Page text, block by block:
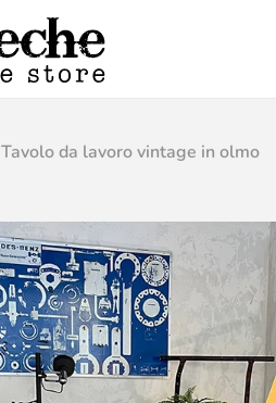
Tavolo da lavoro vintage in olmo